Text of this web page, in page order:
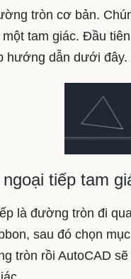
tròn cơ bản.
tam giác. Đầu
hướng dẫn dưới đây.
tiếp tam
là đường tròn đi
sau đó chọn
tròn rồi AutoCAD